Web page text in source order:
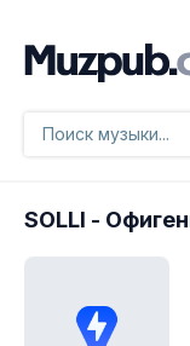
SOLLI -